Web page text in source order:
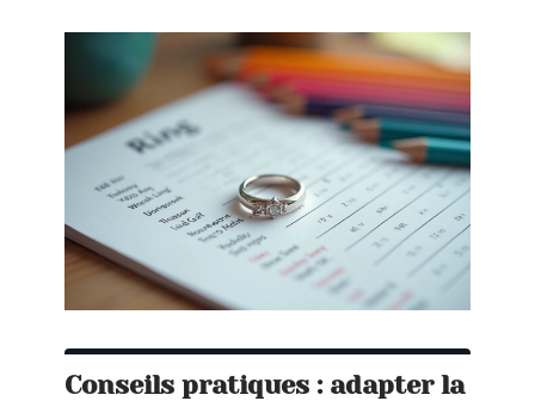
Conseils pratiques : adapter la